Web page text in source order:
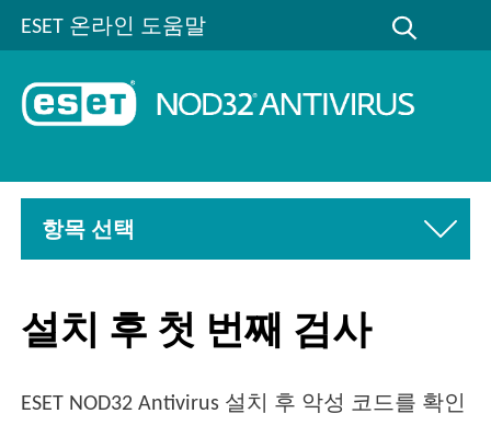
ESET 온라인 도움말
항목 선택
설치 후 첫 번째 검사
ESET NOD32 Antivirus 설치 후 악성 코드를 확인